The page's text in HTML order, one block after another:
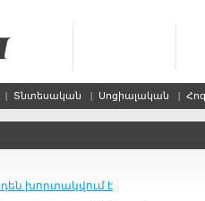
| Տնտեսական | Սոցիալական |
խորտակվում է